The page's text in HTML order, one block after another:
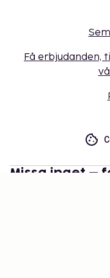
Få erbjudanden,
Missa inget –